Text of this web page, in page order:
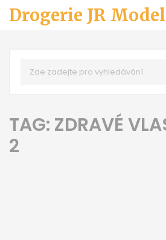
Drogerie JR
TAG: ZDRAVÉ
2